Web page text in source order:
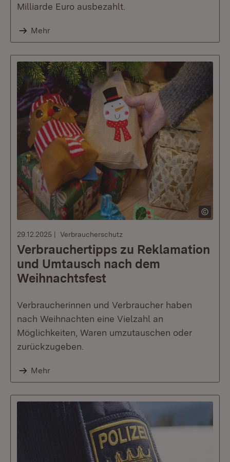
Milliarde Euro ausbezahlt.
Mehr
29.12.2025 Verbraucherschutz
Verbrauchertipps zu Reklamation
und Umtausch nach dem
Weihnachtsfest
Verbraucherinnen und Verbraucher haben
nach Weihnachten eine Vielzahl an
Möglichkeiten, Waren umzutauschen oder
zurückzugeben.
Mehr